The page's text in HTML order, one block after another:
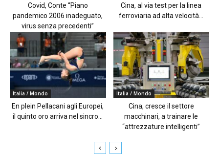
Covid, Conte “Piano
pandemico 2006 inadeguato,
virus senza precedenti”
Cina, al via test per la linea
ferroviaria ad alta velocità...
Italia / Mondo
En plein Pellacani agli Europei,
il quinto oro arriva nel sincro...
Italia / Mondo
Cina, cresce il settore
macchinari, a trainare le
“attrezzature intelligenti”